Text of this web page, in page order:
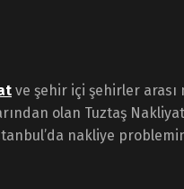
ve şehir içi şehirler arası
olan Tuztaş
nakliye